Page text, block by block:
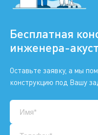
Бесплатная
инженера-
Оставьте заявку, а мы
конструкцию под Вашу